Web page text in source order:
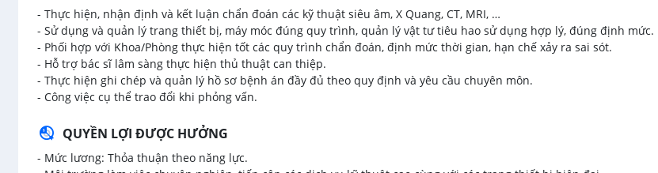
- Thực hiện, nhận định và kết luận chẩn đoán các kỹ thuật siêu âm, X Quang, CT, MRI, …
- Sử dụng và quản lý trang thiết bị, máy móc đúng quy trình, quản lý vật tư tiêu hao sử dụng hợp lý, đúng định mức.
- Phối hợp với Khoa/Phòng thực hiện tốt các quy trình chẩn đoán, định mức thời gian, hạn chế xảy ra sai sót.
- Hỗ trợ bác sĩ lâm sàng thực hiện thủ thuật can thiệp.
- Thực hiện ghi chép và quản lý hồ sơ bệnh án đầy đủ theo quy định và yêu cầu chuyên môn.
- Công việc cụ thể trao đổi khi phỏng vấn.
QUYỀN LỢI ĐƯỢC HƯỞNG
- Mức lương: Thỏa thuận theo năng lực.